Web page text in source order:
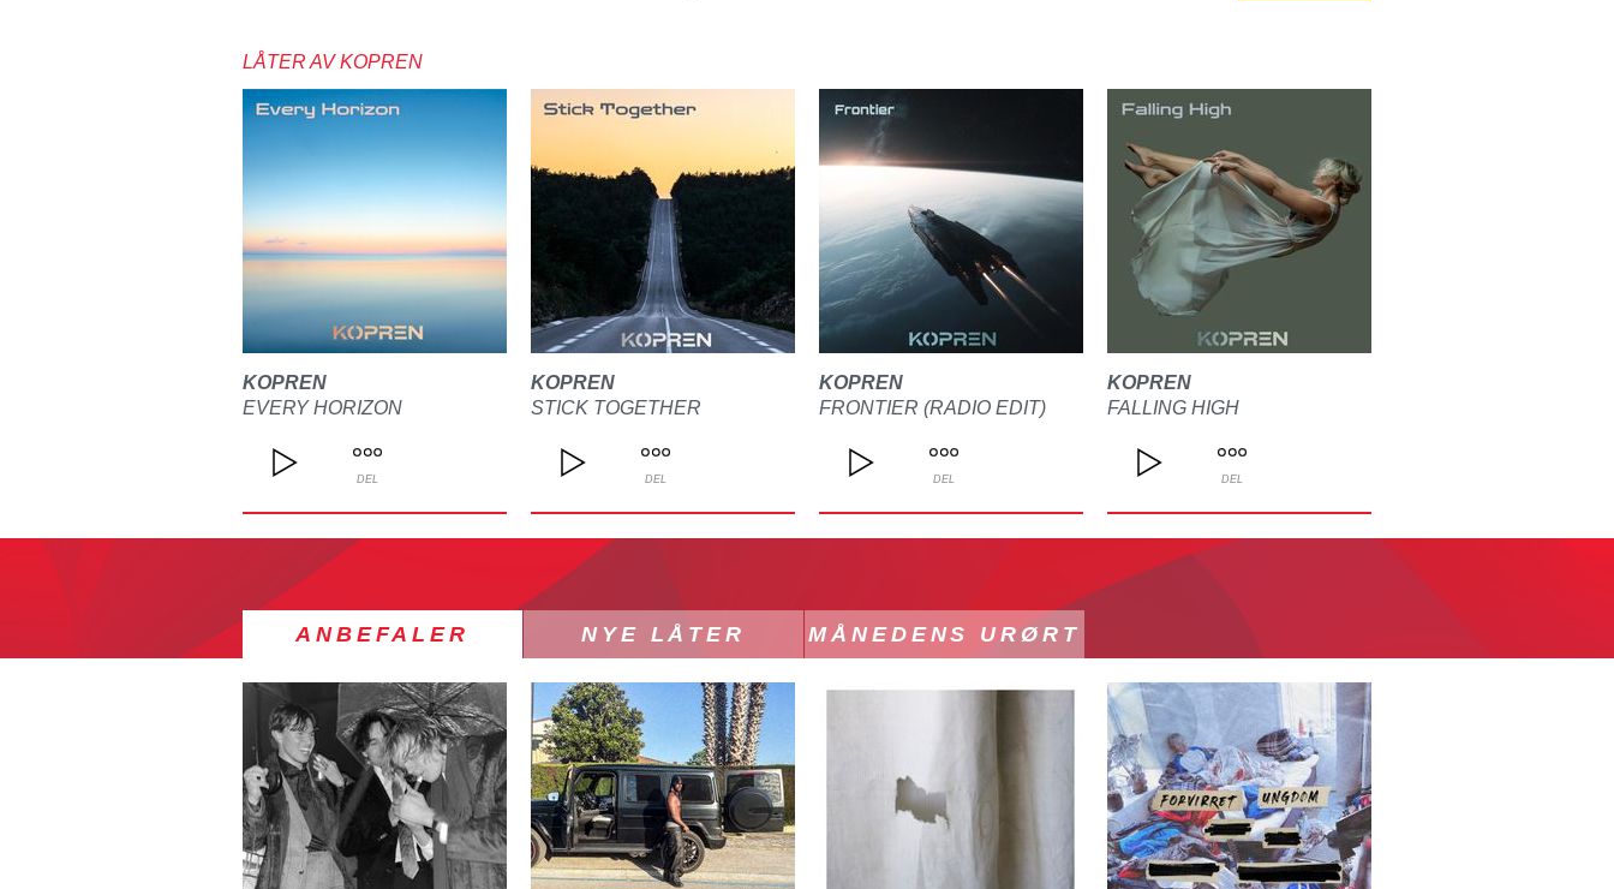
LÅTER AV KOPREN
KOPREN
EVERY HORIZON
DEL
KOPREN
STICK TOGETHER
DEL
KOPREN
FRONTIER (RADIO EDIT)
DEL
KOPREN
FALLING HIGH
DEL
ANBEFALER NYE LÅTER MÅNEDENS URØRT